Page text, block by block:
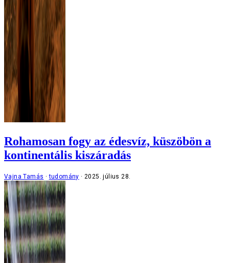
Rohamosan fogy az édesvíz, küszöbön a
kontinentális kiszáradás
Vajna Tamás tudomány 2025. július 28.